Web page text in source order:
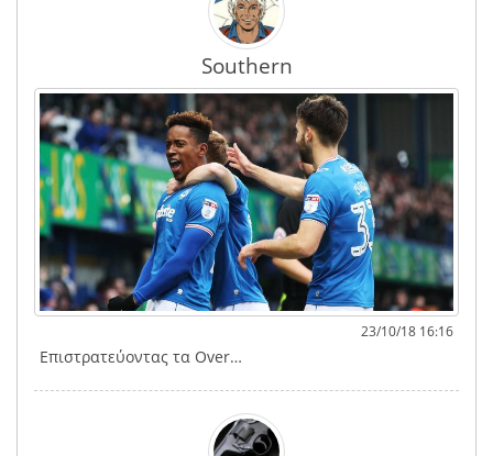
Southern
23/10/18 16:16
Επιστρατεύοντας τα Over…